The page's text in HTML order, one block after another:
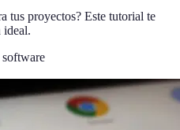
tus proyectos? Este tutorial te
ideal.
software